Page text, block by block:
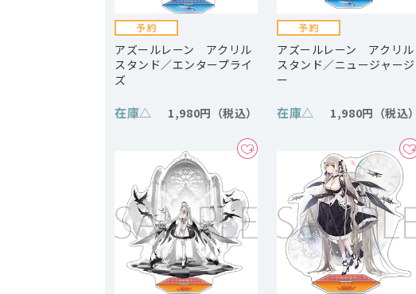
アズールレーン アクリル
スタンド／エンタープライ
ズ
在庫△ 1,980円
アズールレーン アクリル
スタンド／ニュージャージ
ー
在庫△ 1,980円